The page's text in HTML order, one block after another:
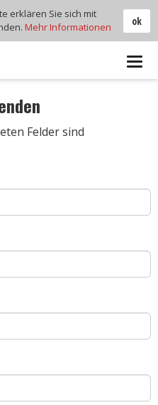
Felder sind
ok
erklären Sie sich mit
Mehr Informationen